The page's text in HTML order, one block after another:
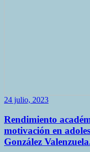
24 julio, 2023
Rendimiento
motivación en
González